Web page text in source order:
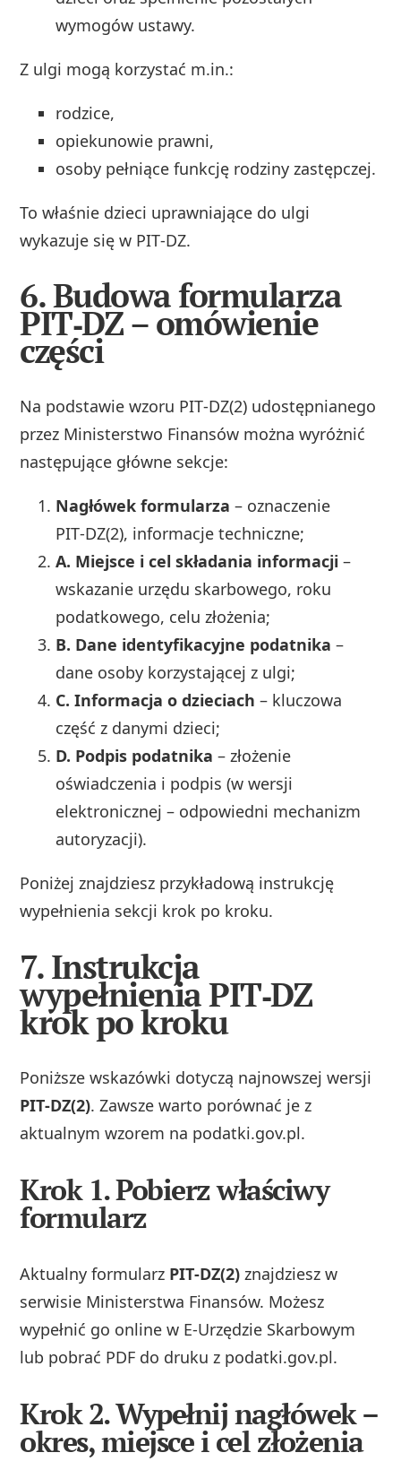
wymogów ustawy.
Z ulgi mogą korzystać m.in.:
rodzice,
opiekunowie prawni,
osoby pełniące funkcję rodziny zastępczej.
To właśnie dzieci uprawniające do ulgi
wykazuje się w PIT‑DZ.
6. Budowa formularza
PIT‑DZ – omówienie
części
Na podstawie wzoru PIT‑DZ(2) udostępnianego
przez Ministerstwo Finansów można wyróżnić
następujące główne sekcje:
Nagłówek formularza – oznaczenie
PIT‑DZ(2), informacje techniczne;
A. Miejsce i cel składania informacji –
wskazanie urzędu skarbowego, roku
podatkowego, celu złożenia;
B. Dane identyfikacyjne podatnika –
dane osoby korzystającej z ulgi;
C. Informacja o dzieciach – kluczowa
część z danymi dzieci;
D. Podpis podatnika – złożenie
oświadczenia i podpis (w wersji
elektronicznej – odpowiedni mechanizm
autoryzacji).
Poniżej znajdziesz przykładową instrukcję
wypełnienia sekcji krok po kroku.
7. Instrukcja
wypełnienia PIT‑DZ
krok po kroku
Poniższe wskazówki dotyczą najnowszej wersji
PIT‑DZ(2). Zawsze warto porównać je z
aktualnym wzorem na podatki.gov.pl.
Krok 1. Pobierz właściwy
formularz
Aktualny formularz PIT‑DZ(2) znajdziesz w
serwisie Ministerstwa Finansów. Możesz
wypełnić go online w E‑Urzędzie Skarbowym
lub pobrać PDF do druku z podatki.gov.pl.
Krok 2. Wypełnij nagłówek –
okres, miejsce i cel złożenia